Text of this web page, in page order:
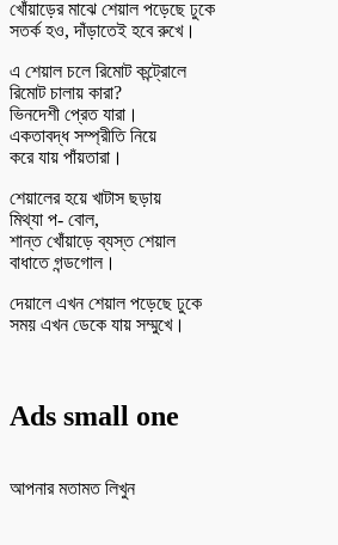
খোঁয়াড়ের মাঝে শেয়াল পড়েছে ঢুকে
সতর্ক হও, দাঁড়াতেই হবে রুখে।
এ শেয়াল চলে রিমোট কন্ট্রোলে
রিমোট চালায় কারা?
ভিনদেশী প্রেত যারা।
একতাবদ্ধ সম্প্রীতি নিয়ে
করে যায় পাঁয়তারা।
শেয়ালের হয়ে খাটাস ছড়ায়
মিথ্যা প- বোল,
শান্ত খোঁয়াড়ে ব্যস্ত শেয়াল
বাধাতে গন্ডগোল।
দেয়ালে এখন শেয়াল পড়েছে ঢুকে
সময় এখন ডেকে যায় সম্মুখে।
Ads small one
আপনার মতামত লিখুন